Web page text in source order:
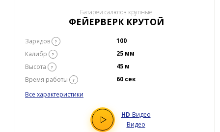
Батареи салютов крупные
ФЕЙЕРВЕРК КРУТОЙ
Зарядов ?
100
Калибр
?
25 мм
Высота
?
45 м
Время работы
?
60 сек
Все характеристики
HD-Видео
Видео